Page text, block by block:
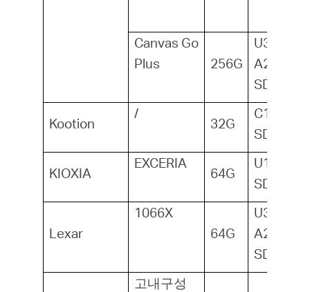
Canvas Go
Plus
256G
U3, V30,
A2,
SDXC1
Kootion
/
32G
C10, U1,
SDHC
KIOXIA
EXCERIA
64G
U1,
SDHC
Lexar
1066X
64G
U3, V30,
A2,
SDXC1
고내구성